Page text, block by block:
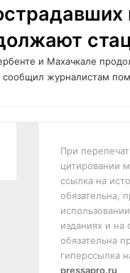
и Махачкале
сообщил журналистам
При
цитировании
ссылка на
обязательна,
изданиях и на
обязательна
гиперссылка
pressapro.ru